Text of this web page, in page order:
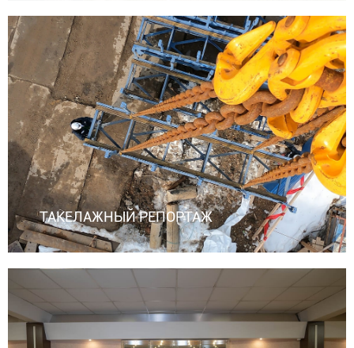
ТАКЕЛАЖНЫЙ РЕПОРТАЖ